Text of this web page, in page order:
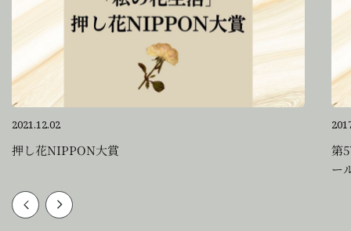
2021.12.02
押し花NIPPON大賞
第
ー